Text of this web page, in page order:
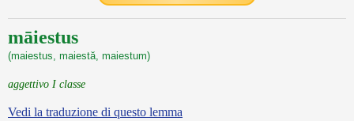
māiestus
(maiestus, maiestă, maiestum)
aggettivo I classe
Vedi la traduzione di questo lemma